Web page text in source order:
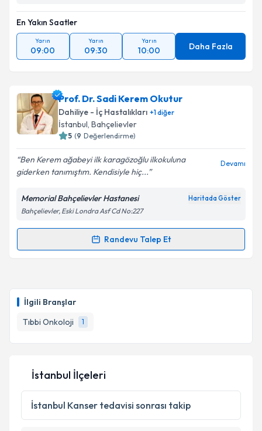
İlgili Branşlar
Tıbbi Onkoloji
1
Kişisel verilerimin işlenmesine ilişkinAydınlatma
'ni okudum ve kişisel verilerimin belirtilen
kapsamda işlenmesini kabul ediyorum.
Takvim Talebini Gönder
En Yakın Saatler
Yarın
09:00
Yarın
09:30
Yarın
10:00 Daha Fazla
Prof. Dr. Sadi Kerem Okutur
Dahiliye - İç Hastalıkları +1diğer
İstanbul, Bahçelievler
5 (9 Değerlendirme)
Ben Kerem ağabeyi ilk karagözoğlu ilkokuluna
giderken tanımıştım. Kendisiyle hiç...
Devamı
Memorial Bahçelievler Hastanesi Haritada Göster
Bahçelievler, Eski Londra Asf Cd No:227
Randevu Talep Et
Randevu Takvimi Talebi
için bir takvim hazırlandığında e-posta ile
bilgilendireceğiz.
E-posta Adresiniz
Kişisel verilerimin işlenmesine ilişkin
Metni'ni okudum ve kişisel verilerimin belirtilen
İstanbul İlçeleri
İstanbul Kanser tedavisi sonrası takip